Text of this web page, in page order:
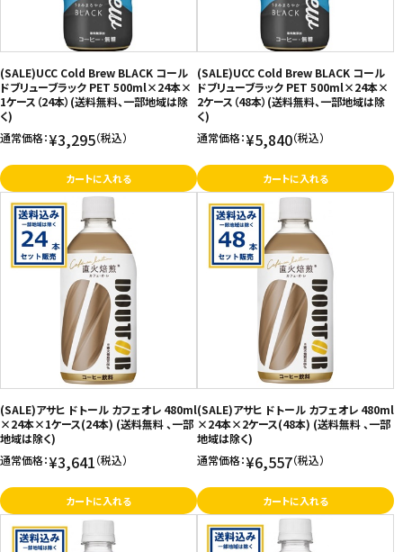
(SALE)UCC Cold Brew BLACK コール
ドブリューブラック PET 500ml×24本×
1ケース（24本）(送料無料、一部地域は除
く)
通常価格：¥3,295（税込）
カートに入れる
(SALE)UCC Cold Brew BLACK コール
ドブリューブラック PET 500ml×24本×
2ケース（48本）(送料無料、一部地域は除
く)
通常価格：¥5,840（税込）
カートに入れる
(SALE)アサヒ ドトール カフェオレ 480ml
×24本×1ケース(24本) (送料無料 、一部
地域は除く)
通常価格：¥3,641（税込）
カートに入れる
(SALE)アサヒ ドトール カフェオレ 480ml
×24本×2ケース(48本) (送料無料 、一部
地域は除く)
通常価格：¥6,557（税込）
カートに入れる